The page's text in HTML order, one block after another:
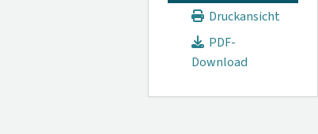
Druckansicht
PDF-
Download